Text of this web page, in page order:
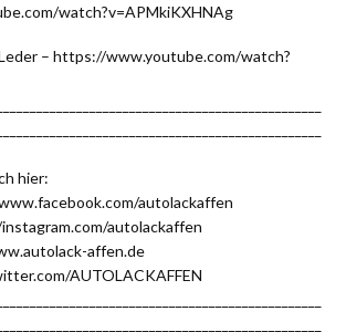
watch?v=APMkiKXHNAg
– https://www.youtube.com/watch?
hier:
autolackaffen
autolackaffen
affen.de
AUTOLACKAFFEN